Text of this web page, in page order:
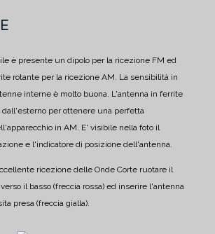
è presente un dipolo per la ricezione FM ed
rotante per la ricezione AM. La sensibilità in
interne è molto buona. L'antenna in ferrite
dall'esterno per ottenere una perfetta
in AM. E' visibile nella foto il
e l'indicatore di posizione dell'antenna.
ricezione delle Onde Corte ruotare il
il basso (freccia rossa) ed inserire l'antenna
presa (freccia gialla).